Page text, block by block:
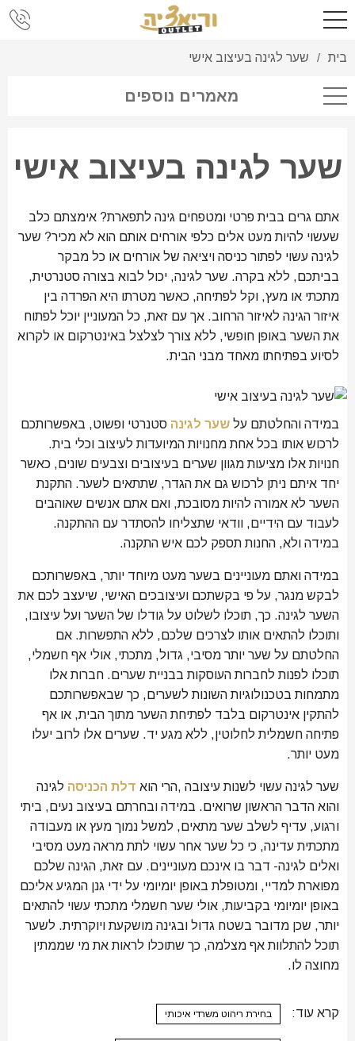
בית / שער לגינה בעיצוב אישי
מאמרים נוספים
שער לגינה בעיצוב אישי
אתם גרים בבית פרטי ומטפחים גינה לתפארת? אימצתם כלב
שעשוי להיות מעט אלים כלפי אורחים אותם הוא לא מכיר? שער
לגינה עשוי לפתור כניסה ויציאה של אורחים או כל מבקר
בביתכם, ללא בקרה. שער לגינה, יכול לבוא בצורה סטנרטית,
מתכתי או מעץ, וקל לפתיחה, כאשר מטרתו היא הפרדה בין
איזור הגינה לאיזור הרחוב. אך עם זאת, כל המעוניין יוכל לפתוח
את השער באופן חופשי, ללא צורך לצלצל באינטרקום או לקרוא
לסיוע בפתיחתו מאחד מבני הבית.
במידה והחלטתם על שער לגינה סטנרטי ופשוט, באפשרותכם
לרכוש אותו בכל אחת מחנויות המיועדות לעיצוב וכלי בית.
חנויות אלו מציעות מגוון שערים בעיצובים וצבעים שונים, כאשר
יחד איתם ניתן לרכוש גם את הגדר, שתתאים לשער. התקנת
השער לא אמורה להיות מסובכת, ואם אתם אנשים שאוהבים
לעבוד עם הידיים, וודאי שתצליחו להסתדר עם ההתקנה.
במידה ולא, החנות תספק לכם איש התקנה.
במידה ואתם מעוניינים בשער מעט מיוחד יותר, באפשרותכם
לבקש מנגר, על פי בקשתכם ועיצובכים האישי, שיעצב לכם את
השער לגינה. כך, תוכלו לשלוט על גודלו של השער ועל עיצובו,
ותוכלו להתאים אותו לצרכים שלכם, ללא התפשרות. אם
החלטתם על שער יותר מסיבי, גדול, מתכתי, אולי אף חשמלי,
תוכלו לפנות לחברות העוסקות בבניית שערים. חברות אלו
מתמחות בטכנולוגיות השונות לשערים, כך שבאפשרותכם
להתקין אינטרקום בלבד לפתיחת השער מתוך הבית, או אף
פתיחה חשמלית לחלוטין, ללא מגע יד. שערים אלו לרוב יעלו
מעט יותר.
שער לגינה עשוי לשנות עיצובה ,הרי הוא דלת הכניסה לגינה
והוא הדבר הראשון שרואים. במידה ובחרתם בעיצוב נעים, ביתי
ורגוע, עדיף לשלב שער מתאים, למשל נמוך מעץ או מעבודה
מתכתית עדינה, כי כל שער אחר עשוי לתת מראה מעט מסיבי
ואלים לגינה- דבר בו אינכם מעוניינים. עם זאת, הגינה שלכם
מפוארת למדיי, ומטופלת באופן יומיומי על ידי גנן המגיע אליכם
באופן יומיומי בקביעות, אולי שער חשמלי מתכתי עשוי להתאים
יותר, שכן מדובר בשטח גדול ובגינה מושקעת ויוקרתית. לשער
תוכל להתלוות אף מצלמה, כך שתוכלו לראות את מי שממתין
מחוצה לו.
קרא עוד: בחירת ריהוט משרדי איכותי